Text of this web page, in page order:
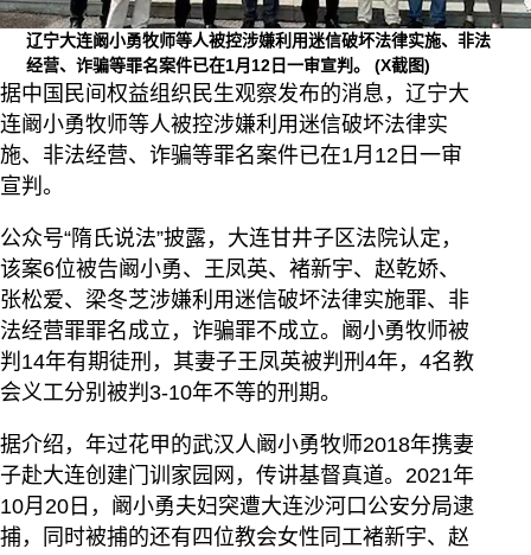
辽宁大连阚小勇牧师等人被控涉嫌利用迷信破坏法律实施、非法
经营、诈骗等罪名案件已在1月12日一审宣判。(X截图)
据中国民间权益组织民生观察发布的消息，辽宁大
连阚小勇牧师等人被控涉嫌利用迷信破坏法律实
施、非法经营、诈骗等罪名案件已在1月12日一审
宣判。
公众号“隋氏说法”披露，大连甘井子区法院认定，
该案6位被告阚小勇、王凤英、褚新宇、赵乾娇、
张松爱、梁冬芝涉嫌利用迷信破坏法律实施罪、非
法经营罪罪名成立，诈骗罪不成立。阚小勇牧师被
判14年有期徒刑，其妻子王凤英被判刑4年，4名教
会义工分别被判3-10年不等的刑期。
据介绍，年过花甲的武汉人阚小勇牧师2018年携妻
子赴大连创建门训家园网，传讲基督真道。2021年
10月20日，阚小勇夫妇突遭大连沙河口公安分局逮
捕，同时被捕的还有四位教会女性同工褚新宇、赵